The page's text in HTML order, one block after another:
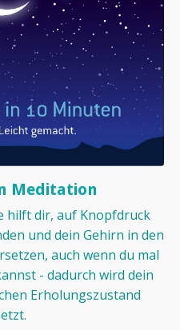
Meditation
hilft dir, auf Knopfdruck
und dein Gehirn in den
auch wenn du mal
- dadurch wird dein
Erholungszustand